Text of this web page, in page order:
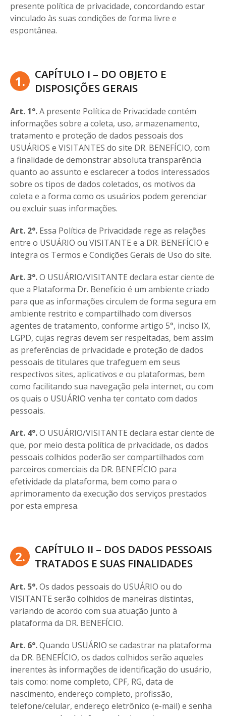
presente política de privacidade, concordando estar
vinculado às suas condições de forma livre e
espontânea.
1.
CAPÍTULO I – DO OBJETO E
DISPOSIÇÕES GERAIS
Art. 1°.A presente Política de Privacidade contém
informações sobre a coleta, uso, armazenamento,
tratamento e proteção de dados pessoais dos
USUÁRIOS e VISITANTES do site DR. BENEFÍCIO, com
a finalidade de demonstrar absoluta transparência
quanto ao assunto e esclarecer a todos interessados
sobre os tipos de dados coletados, os motivos da
coleta e a forma como os usuários podem gerenciar
ou excluir suas informações.
Art. 2°. Essa Política de Privacidade rege as relações
entre o USUÁRIO ou VISITANTE e a DR. BENEFÍCIO e
integra os Termos e Condições Gerais de Uso do site.
Art. 3°.O USUÁRIO/VISITANTE declara estar ciente de
que a Plataforma Dr. Benefício é um ambiente criado
para que as informações circulem de forma segura em
ambiente restrito e compartilhado com diversos
agentes de tratamento, conforme artigo 5°, inciso IX,
LGPD, cujas regras devem ser respeitadas, bem assim
as preferências de privacidade e proteção de dados
pessoais de titulares que trafeguem em seus
respectivos sites, aplicativos e ou plataformas, bem
como facilitando sua navegação pela internet, ou com
os quais o USUÁRIO venha ter contato com dados
pessoais.
Art. 4°.O USUÁRIO/VISITANTE declara estar ciente de
que, por meio desta política de privacidade, os dados
pessoais colhidos poderão ser compartilhados com
parceiros comerciais da DR. BENEFÍCIO para
efetividade da plataforma, bem como para o
aprimoramento da execução dos serviços prestados
por esta empresa.
2.
CAPÍTULO II – DOS DADOS PESSOAIS
TRATADOS E SUAS FINALIDADES
Art. 5°.Os dados pessoais do USUÁRIO ou do
VISITANTE serão colhidos de maneiras distintas,
variando de acordo com sua atuação junto à
plataforma da DR. BENEFÍCIO.
Art. 6°.Quando USUÁRIO se cadastrar na plataforma
da DR. BENEFÍCIO, os dados colhidos serão aqueles
inerentes às informações de identificação do usuário,
tais como: nome completo, CPF, RG, data de
nascimento, endereço completo, profissão,
telefone/celular, endereço eletrônico (e-mail) e senha